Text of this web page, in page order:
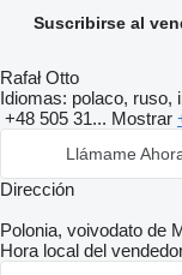
Suscribirse al
Rafał Otto
Idiomas: polaco, ruso,
+48 505 31... Mostrar
Llámame
Dirección
Polonia, voivodato de
Hora local del